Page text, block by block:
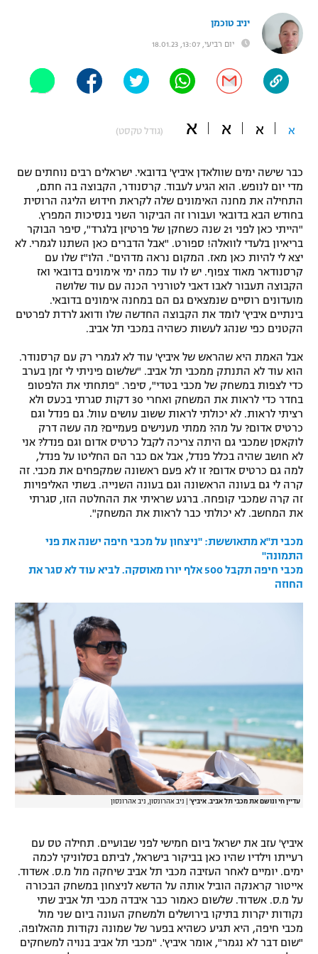
"מחצית בשכונה" – פודקאסט
משתתפים וזוכים בפרסים
תקנון עבור פעילות ספורט 1 – "מרלן"
תנאי שימוש
מדיניות פרטיות
תקנון פעילות ספורט 1
רשיון להקרנה פומבית לבית עסק
הצטרפות לחבילת הערוצים
לוח דרושים – ג'ובנט
תגיות
המגזין
אופניים
כדורמים
פוטבול אמריקאי NFL
ספורט אתגרי ואקסטרים
אומנויות לחימה
גיימינג E-Sports
יניב טוכמן
יום רביעי, 13:07, 18.01.23
א א א א (גודל טקסט)
כבר שישה ימים שוולאדן איביץ' בדובאי. ישראלים רבים נוחתים שם
מדי יום לנופש. הוא הגיע לעבוד. קרסנודר, הקבוצה בה חתם,
התחילה את מחנה האימונים שלה לקראת חידוש הליגה הרוסית
בחודש הבא בדובאי ועבורו זה הביקור השני בנסיכות המפרץ.
"הייתי כאן לפני 21 שנה כשחקן של פרטיזן בלגרד", סיפר הבוקר
בריאיון בלעדי לוואלה! ספורט. "אבל הדברים כאן השתנו לגמרי. לא
יצא לי להיות כאן מאז. המקום נראה מדהים". הלו"ז שלו עם
קרסנודאר מאוד צפוף. יש לו עוד כמה ימי אימונים בדובאי ואז
הקבוצה תעבור לאבו דאבי לטורניר הכנה עם עוד שלושה
מועדונים רוסיים שנמצאים גם הם במחנה אימונים בדובאי.
בינתיים איביץ' לומד את הקבוצה החדשה שלו ודואג לרדת לפרטים
הקטנים כפי שנהג לעשות כשהיה במכבי תל אביב.
אבל האמת היא שהראש של איביץ' עוד לא לגמרי רק עם קרסנודר.
הוא עוד לא התנתק ממכבי תל אביב. "שלשום פיניתי לי זמן בערב
כדי לצפות במשחק של מכבי בטדי", סיפר. "פתחתי את הלפטופ
בחדר כדי לראות את המשחק ואחרי 30 דקות סגרתי בכעס ולא
רציתי לראות. לא יכולתי לראות ששוב עושים עוול. גם פנדל וגם
כרטיס אדום? על מה? ממתי מענישים פעמיים? מה עשה דרק
לוקאסן שמכבי גם היתה צריכה לקבל כרטיס אדום וגם פנדל? אני
לא חושב שהיה בכלל פנדל, אבל אם כבר הם החליטו על פנדל,
למה גם כרטיס אדום? זו לא פעם ראשונה שמקפחים את מכבי. זה
קרה לי גם בעונה הראשונה וגם בעונה השנייה. בשתי האליפויות
זה קרה שמכבי קופחה. ברגע שראיתי את ההחלטה הזו, סגרתי
את המחשב. לא יכולתי כבר לראות את המשחק".
מכבי ת"א מתאוששת: "ניצחון על מכבי חיפה ישנה את פני
התמונה"
מכבי חיפה תקבל 500 אלף יורו מאוסקה. לביא עוד לא סגר את
החוזה
עדיין חי ונושם את מכבי תל אביב. איביץ' ניב אהרונסון, ניב אהרונסון
איביץ' עזב את ישראל ביום חמישי לפני שבועיים. תחילה טס עם
רעייתו וילדיו שהיו כאן בביקור בישראל, לביתם בסלוניקי לכמה
ימים. יומיים לאחר העזיבה מכבי תל אביב שיחקה מול מ.ס. אשדוד.
אייטור קראנקה הוביל אותה על הדשא לניצחון במשחק הבכורה
על מ.ס. אשדוד. שלשום כאמור כבר איבדה מכבי תל אביב שתי
נקודות יקרות בתיקו בירושלים ולמשחק העונה ביום שני מול
מכבי חיפה, היא תגיע כשהיא בפער של שמונה נקודות מהאלופה.
"שום דבר לא נגמר", אומר איביץ'. "מכבי תל אביב בנויה למשחקים